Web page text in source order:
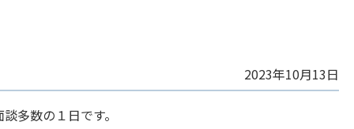
2023年10月13日
多数の１日です。